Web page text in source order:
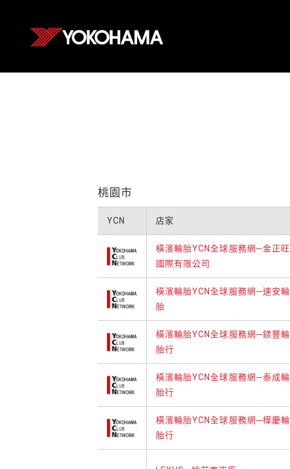
桃園市
YCN 店家
橫濱輪胎YCN全球服務網─金正旺
國際有限公司
橫濱輪胎YCN全球服務網─速安輪
胎
橫濱輪胎YCN全球服務網─鎂豐輪
胎行
橫濱輪胎YCN全球服務網─泰成輪
胎行
橫濱輪胎YCN全球服務網─樺慶輪
胎行